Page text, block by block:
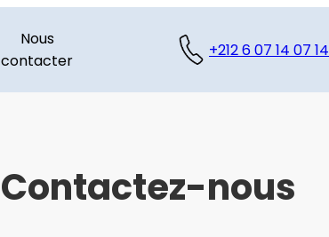
Nous
contacter
+212 6 07 14 07 14
Contactez-nous